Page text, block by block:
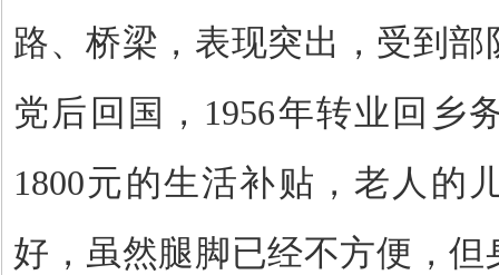
路、桥梁，表现突出，受到部
党后回国，1956年转业回乡
1800元的生活补贴，老人的
好，虽然腿脚已经不方便，